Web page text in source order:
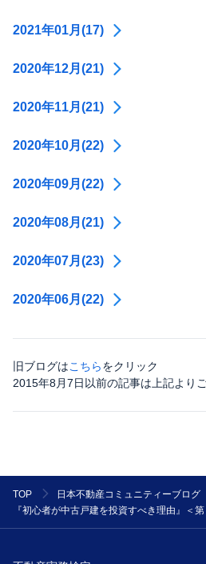
2021年01月(17)
2020年12月(21)
2020年11月(21)
2020年10月(22)
2020年09月(22)
2020年08月(21)
2020年07月(23)
2020年06月(22)
旧ブログはこちらをクリック
2015年8月7日以前の記事は上記より
TOP
日本不動産コミュニティーブログ
『初心者が中古戸建を投資すべき理由』＜第